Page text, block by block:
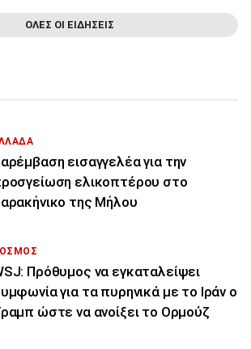
ΟΛΕΣ ΟΙ ΕΙΔΗΣΕΙΣ
εισαγγελέα για την
ελικοπτέρου στο
της Μήλου
Πρόθυμος να εγκαταλείψει
για τα πυρηνικά με το Ιράν ο
ώστε να ανοίξει το Ορμούζ